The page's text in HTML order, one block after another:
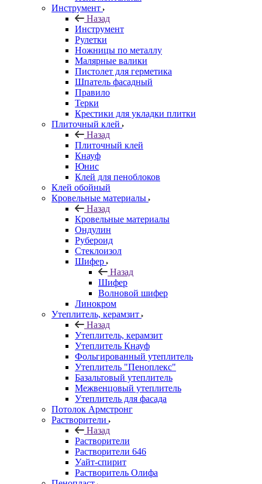
Инструмент
Назад
Инструмент
Рулетки
Ножницы по металлу
Малярные валики
Пистолет для герметика
Шпатель фасадный
Правило
Терки
Крестики для укладки плитки
Плиточный клей
Назад
Плиточный клей
Кнауф
Юнис
Клей для пеноблоков
Клей обойный
Кровельные материалы
Назад
Кровельные материалы
Ондулин
Рубероид
Стеклоизол
Шифер
Назад
Шифер
Волновой шифер
Линокром
Утеплитель, керамзит
Назад
Утеплитель, керамзит
Утеплитель Кнауф
Фольгированный утеплитель
Утеплитель "Пеноплекс"
Базальтовый утеплитель
Межвенцовый утеплитель
Утеплитель для фасада
Потолок Армстронг
Растворители
Назад
Растворители
Растворители 646
Уайт-спирит
Растворитель Олифа